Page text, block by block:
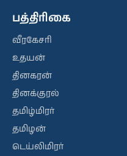
பத்திரிகை
வீரகேசரி
உதயன்
தினகரன்
தினக்குரல்
தமிழ்மிரர்
தமிழன்
டெய்லிமிரர்